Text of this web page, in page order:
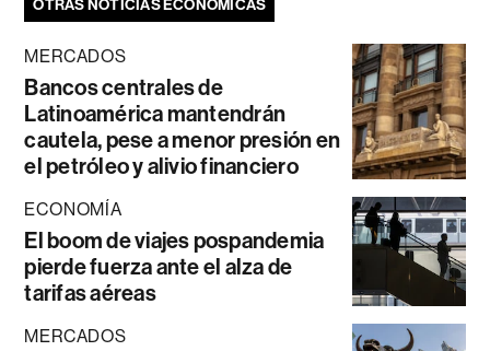
OTRAS NOTICIAS ECONÓMICAS
MERCADOS
Bancos centrales de
Latinoamérica mantendrán
cautela, pese a menor presión en
el petróleo y alivio financiero
ECONOMÍA
El boom de viajes pospandemia
pierde fuerza ante el alza de
tarifas aéreas
MERCADOS